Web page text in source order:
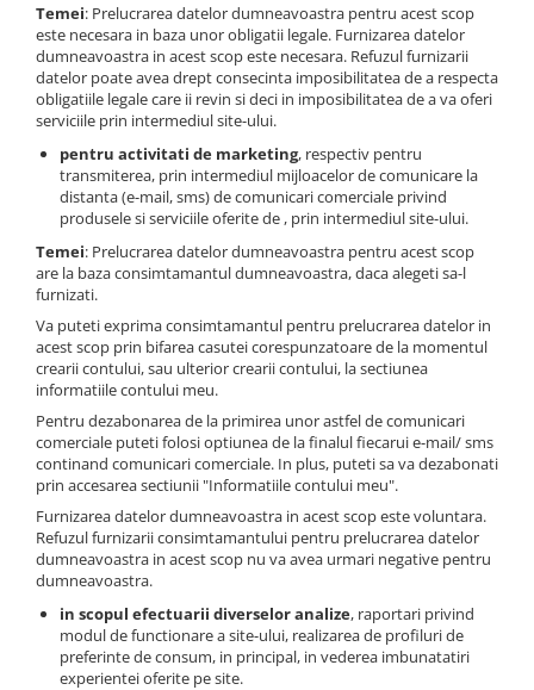
Temei: Prelucrarea datelor dumneavoastra pentru acest scop
este necesara in baza unor obligatii legale. Furnizarea datelor
dumneavoastra in acest scop este necesara. Refuzul furnizarii
datelor poate avea drept consecinta imposibilitatea de a respecta
obligatiile legale care ii revin si deci in imposibilitatea de a va oferi
serviciile prin intermediul site-ului.
pentru activitati de marketing, respectiv pentru
transmiterea, prin intermediul mijloacelor de comunicare la
distanta (e-mail, sms) de comunicari comerciale privind
produsele si serviciile oferite de , prin intermediul site-ului.
Temei: Prelucrarea datelor dumneavoastra pentru acest scop
are la baza consimtamantul dumneavoastra, daca alegeti sa-l
furnizati.
Va puteti exprima consimtamantul pentru prelucrarea datelor in
acest scop prin bifarea casutei corespunzatoare de la momentul
crearii contului, sau ulterior crearii contului, la sectiunea
informatiile contului meu.
Pentru dezabonarea de la primirea unor astfel de comunicari
comerciale puteti folosi optiunea de la finalul fiecarui e-mail/ sms
continand comunicari comerciale. In plus, puteti sa va dezabonati
prin accesarea sectiunii "Informatiile contului meu".
Furnizarea datelor dumneavoastra in acest scop este voluntara.
Refuzul furnizarii consimtamantului pentru prelucrarea datelor
dumneavoastra in acest scop nu va avea urmari negative pentru
dumneavoastra.
in scopul efectuarii diverselor analize, raportari privind
modul de functionare a site-ului, realizarea de profiluri de
preferinte de consum, in principal, in vederea imbunatatiri
experientei oferite pe site.